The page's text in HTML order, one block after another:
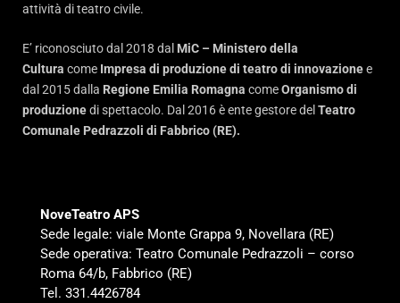
attività di teatro civile.
E’ riconosciuto dal 2018 dal MiC – Ministero della
Cultura come Impresa di produzione di teatro di innovazionee
dal 2015 dalla Regione Emilia Romagna comeOrganismo di
produzionedi spettacolo. Dal 2016 è ente gestore delTeatro
Comunale Pedrazzoli di Fabbrico (RE).
NoveTeatro APS
Sede legale: viale Monte Grappa 9, Novellara (RE)
Sede operativa: Teatro Comunale Pedrazzoli – corso
Roma 64/b, Fabbrico (RE)
Tel. 331.4426784